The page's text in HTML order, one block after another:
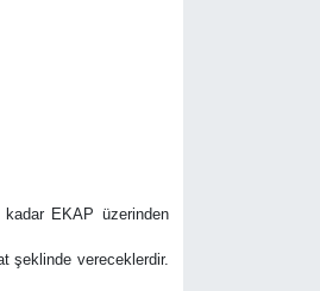
EKAP üzerinden
şeklinde vereceklerdir.